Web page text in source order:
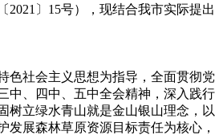
2021〕15号），现结合我市实际提出
色社会主义思想为指导，全面贯彻党
中、四中、五中全会精神，深入践行
树立绿水青山就是金山银山理念，以
发展森林草原资源目标责任为核心，